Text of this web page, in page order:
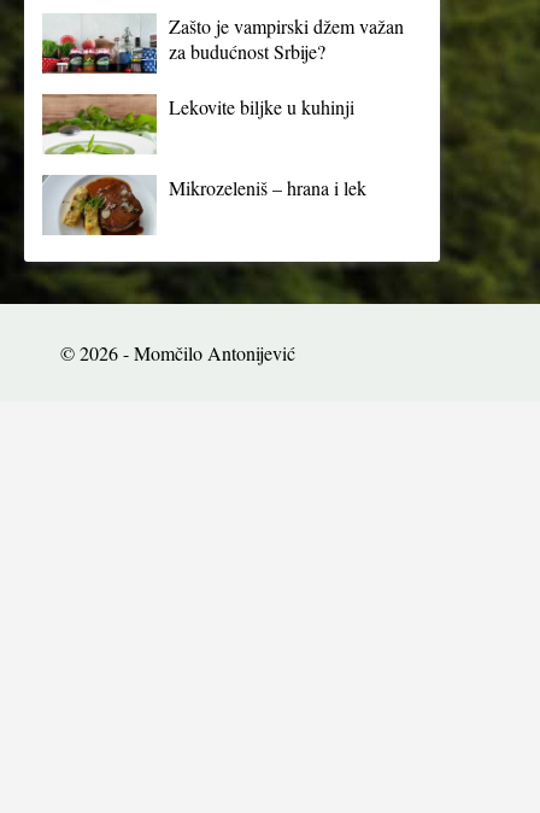
Zašto je vampirski džem važan
za budućnost Srbije?
Lekovite biljke u kuhinji
Mikrozeleniš – hrana i lek
© 2026 - Momčilo Antonijević